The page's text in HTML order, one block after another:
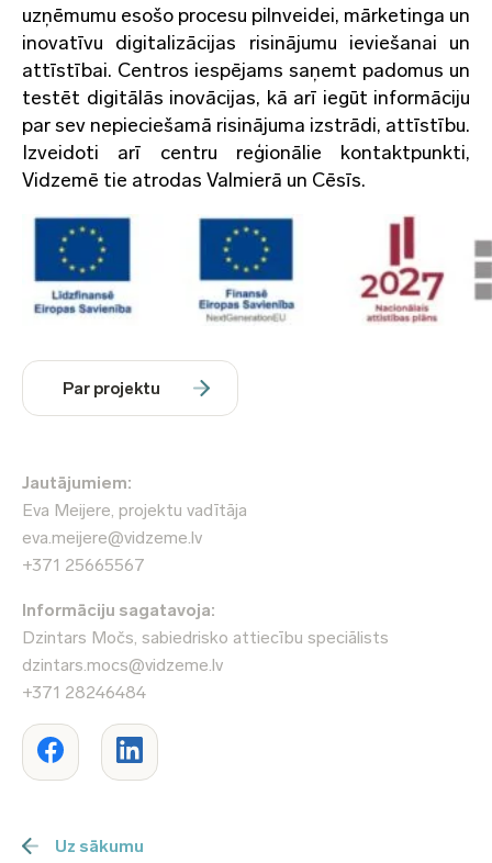
uzņēmumu esošo procesu pilnveidei, mārketinga un
inovatīvu digitalizācijas risinājumu ieviešanai un
attīstībai. Centros iespējams saņemt padomus un
testēt digitālās inovācijas, kā arī iegūt informāciju
par sev nepieciešamā risinājuma izstrādi, attīstību.
Izveidoti arī centru reģionālie kontaktpunkti,
Vidzemē tie atrodas Valmierā un Cēsīs.
Par projektu
Jautājumiem:
Eva Meijere, projektu vadītāja
eva.meijere@vidzeme.lv
+371 25665567
Informāciju sagatavoja:
Dzintars Močs, sabiedrisko attiecību speciālists
dzintars.mocs@vidzeme.lv
+371 28246484
Uz sākumu